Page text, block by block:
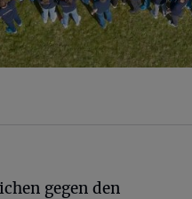
gegen den